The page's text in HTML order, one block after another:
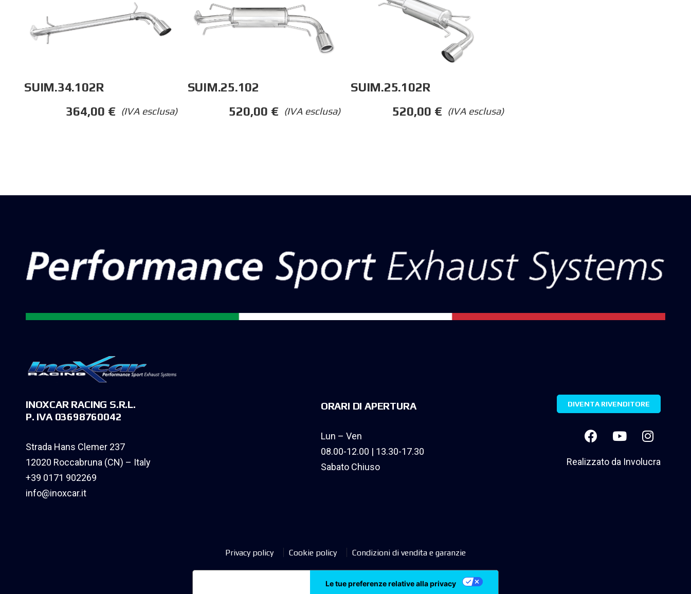
SUIM.34.102R
(IVA esclusa)
364,00 €
SUIM.25.102
(IVA esclusa)
520,00 €
SUIM.25.102R
(IVA esclusa)
520,00 €
INOXCAR RACING S.R.L.
P. IVA 03698760042
Strada Hans Clemer 237
12020 Roccabruna (CN) – Italy
+39 0171 902269
info@inoxcar.it
ORARI DI APERTURA
Lun – Ven
08.00-12.00 | 13.30-17.30
Sabato Chiuso
DIVENTA RIVENDITORE
Realizzato da Involucra
Privacy policy Cookie policy Condizioni di vendita e garanzie
Le tue preferenze relative alla privacy